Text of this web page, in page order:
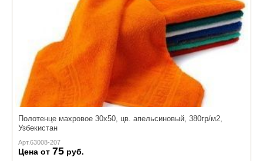
Полотенце махровое 30х50, цв. апельсиновый, 380гр/м2,
Узбекистан
Арт.63008-207
Цена от 75 руб.